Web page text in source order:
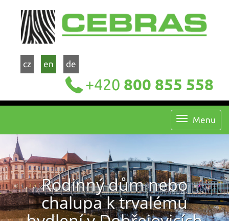
cz en de
+420 800 855 558
Menu
Rodinný dům nebo
chalupa k trvalému